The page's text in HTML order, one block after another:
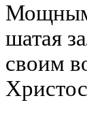
шатая
своим